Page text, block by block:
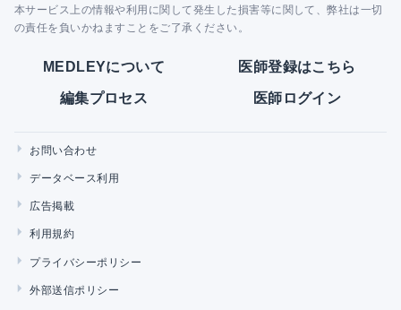
本サービス上の情報や利用に関して発生した損害等に関して、弊社は一切
の責任を負いかねますことをご了承ください。
MEDLEYについて 医師登録はこちら
編集プロセス 医師ログイン
お問い合わせ
データベース利用
広告掲載
利用規約
プライバシーポリシー
外部送信ポリシー